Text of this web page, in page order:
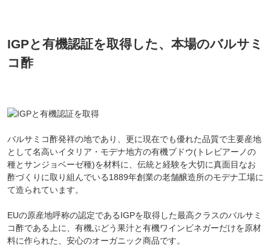
IGPと有機認証を取得した、本場のバルサミ
コ酢
バルサミコ酢発祥の地であり、更に現在でも優れた品質で主要産地
として名高いイタリア・モデナ地方の有機ブドウ(トレビアーノの
種とサンジョベーゼ種)を材料に、伝統と経験を大切に真面目なお
酢づくりに取り組んでいる1889年創業の老舗醸造所のモデナ工場に
て造られています。
EUの原産地呼称の認定であるIGPを取得した最高クラスのバルサミ
コ酢である上に、有機ぶどう果汁と有機ワインビネガーだけを原材
料に作られた、安心のオーガニック商品です。